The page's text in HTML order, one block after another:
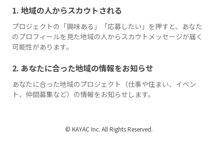
1. 地域の人からスカウトされる
プロジェクトの「興味ある」「応募したい」を押すと、あなた
のプロフィールを見た地域の人からスカウトメッセージが届く
可能性があります。
2. あなたに合った地域の情報をお知らせ
あなたに合った地域のプロジェクト（仕事や住まい、イベン
ト、仲間募集など）の情報をお知らせします。
© KAYAC Inc. All Rights Reserved.